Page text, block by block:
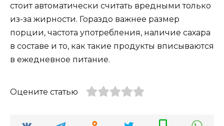
стоит автоматически считать вредными только
из-за жирности. Гораздо важнее размер
порции, частота употребления, наличие сахара
в составе и то, как такие продукты вписываются
в ежедневное питание.
Оцените статью